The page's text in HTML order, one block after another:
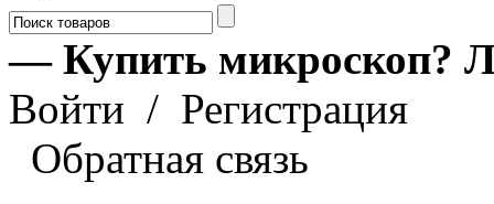
— Купить микроскоп?
Войти / Регистрация
Обратная связь